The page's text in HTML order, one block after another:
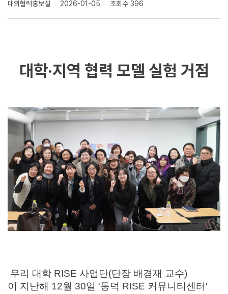
대외협력홍보실 2026-01-05 조회수 396
대학·지역 협력 모델 실험 거점
우리 대학 RISE 사업단(단장 배경재 교수)
이
지난해 12월 30일 '동덕 RISE 커뮤니티센터'